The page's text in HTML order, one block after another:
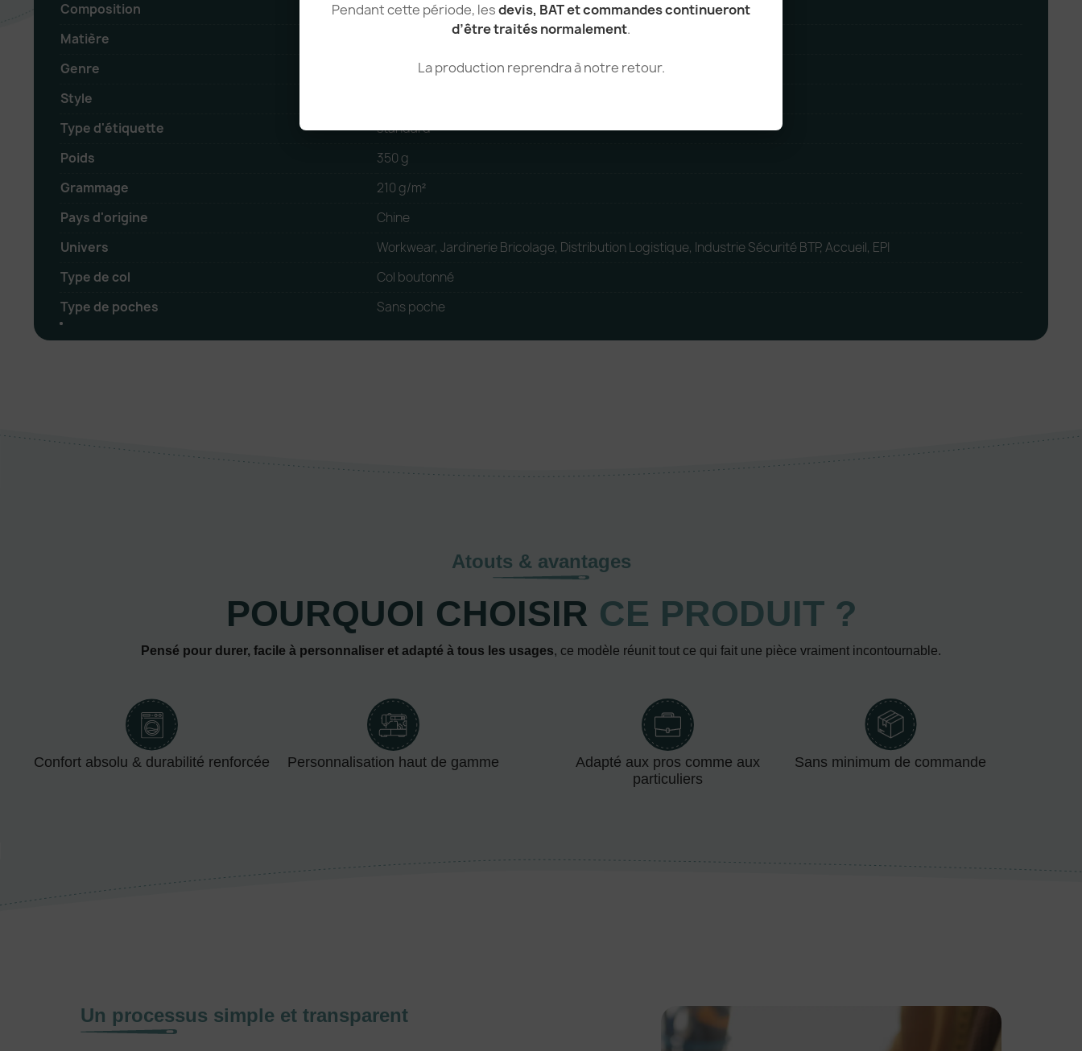
Pendant cette période, lesdevis, BAT et commandes continueront
d’être traités normalement.
La production reprendra à notre retour.
Composition
100% Polyester
Matière
Genre
Unisexe
Style
Type d'étiquette
standard
Poids
350 g
Grammage
210 g/m²
Pays d'origine
Chine
Univers
Workwear, Jardinerie Bricolage, Distribution Logistique, Industrie Sécurité BTP, Accueil, EPI
Type de col
Col boutonné
Type de poches
Sans poche
Atouts & avantages
POURQUOI CHOISIR CE PRODUIT ?
Pensé pour durer, facile à personnaliser et adapté à tous les usages, ce modèle réunit tout ce qui fait une pièce vraiment incontournable.
Confort absolu & durabilité renforcée Personnalisation haut de gamme
Adapté aux pros comme aux
particuliers
Sans minimum de commande
Un processus simple et transparent